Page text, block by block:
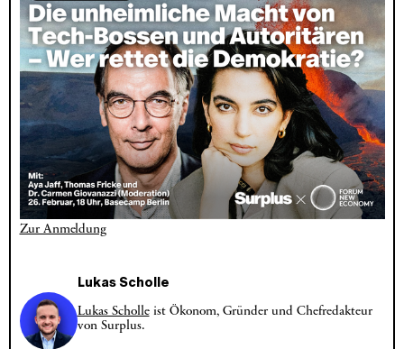
Zur Anmeldung
Lukas Scholle
Lukas Scholleist Ökonom, Gründer und Chefredakteur
von Surplus.